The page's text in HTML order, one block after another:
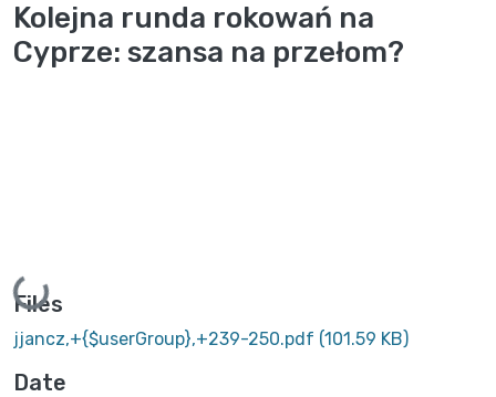
Kolejna runda rokowań na
Cyprze: szansa na przełom?
Loading...
Files
jjancz,+{$userGroup},+239-250.pdf (101.59 KB)
Date